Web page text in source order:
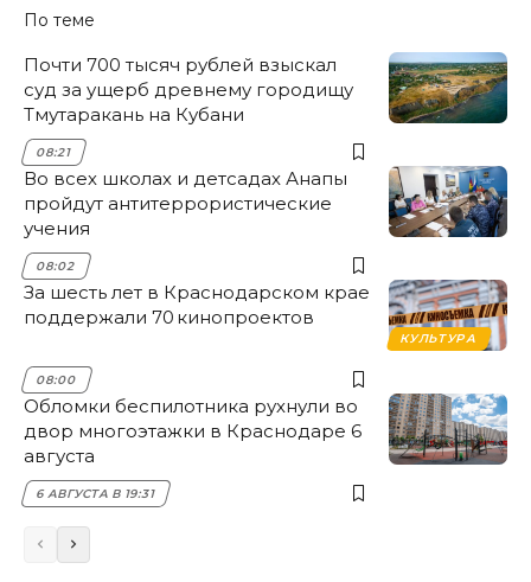
По теме
Почти 700 тысяч рублей взыскал
суд за ущерб древнему городищу
Тмутаракань на Кубани
08:21
Во всех школах и детсадах Анапы
пройдут антитеррористические
учения
08:02
КУЛЬТУРА
За шесть лет в Краснодарском крае
поддержали 70 кинопроектов
08:00
Обломки беспилотника рухнули во
двор многоэтажки в Краснодаре 6
августа
6 АВГУСТА В 19:31